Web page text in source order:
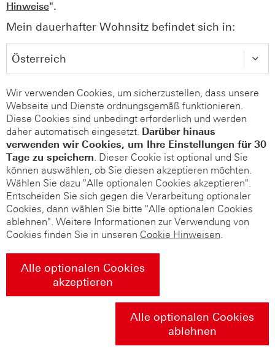
Hinweise".
Mein dauerhafter Wohnsitz befindet sich in:
Wir verwenden Cookies, um sicherzustellen, dass unsere
Webseite und Dienste ordnungsgemäß funktionieren.
Diese Cookies sind unbedingt erforderlich und werden
daher automatisch eingesetzt. Darüber hinaus
verwenden wir Cookies, um Ihre Einstellungen für 30
Tage zu speichern. Dieser Cookie ist optional und Sie
können auswählen, ob Sie diesen akzeptieren möchten.
Wählen Sie dazu "Alle optionalen Cookies akzeptieren".
Entscheiden Sie sich gegen die Verarbeitung optionaler
Cookies, dann wählen Sie bitte "Alle optionalen Cookies
ablehnen". Weitere Informationen zur Verwendung von
Cookies finden Sie in unseren Cookie Hinweisen.
Alle optionalen Cookies
akzeptieren
Alle optionalen Cookies
ablehnen